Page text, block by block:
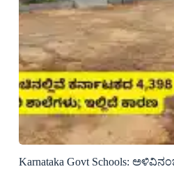
Karnataka Govt Schools: